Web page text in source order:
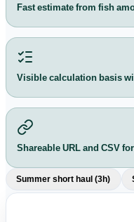
Fast estimate from fish
Visible calculation basis
Shareable URL and CSV
Summer short haul (3h)